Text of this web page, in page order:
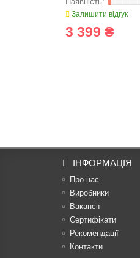
Залишити відгук
3 399 ₴
ІНФОРМАЦІЯ
Про нас
Виробники
Вакансії
Сертифікати
Рекомендації
Контакти